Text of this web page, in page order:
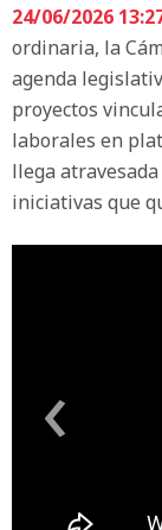
24/06/2026
ordinaria, la
agenda
proyectos
laborales en
llega
iniciativas que
‹